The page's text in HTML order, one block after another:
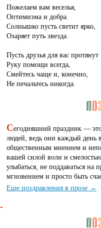
Пожелаем вам веселья,
Оптимизма и добра.
Солнышко пусть светит ярко,
Озаряет путь звезда.
Пусть друзья для вас протянут
Руку помощи всегда,
Смейтесь чаще и, конечно,
Не печальтесь никогда.
Сегодняшний праздник —
людей, ведь они каждый день
общественным мнением и
вашей силой воли и
улыбаться, не поддаваться на
мгновением и просто быть
Еще поздравления в прозе →